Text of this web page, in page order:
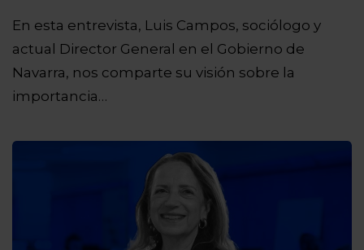
En esta entrevista, Luis Campos, sociólogo y
actual Director General en el Gobierno de
Navarra, nos comparte su visión sobre la
importancia…